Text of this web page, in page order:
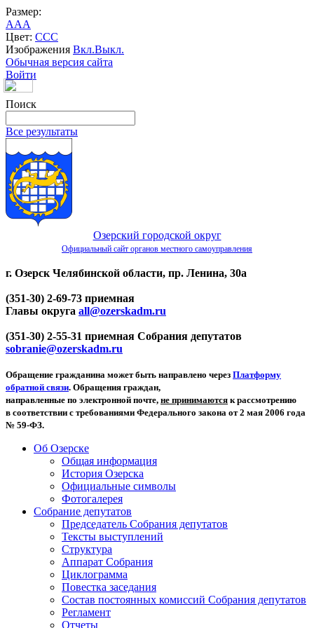
Размер:
AAA
Цвет: CCC
Изображения Вкл.Выкл.
Обычная версия сайта
Войти
Поиск
Все результаты
Озерский городской округ
Официальный сайт органов местного самоуправления
г. Озерск Челябинской области, пр. Ленина, 30а
(351-30) 2-69-73 приемная
Главы округа all@ozerskadm.ru
(351-30) 2-55-31 приемная Собрания депутатов
sobranie@ozerskadm.ru
Обращение гражданина может быть направлено через Платформу
обратной связи. Обращения граждан,
направленные по электронной почте, не принимаются к рассмотрению
в соответствии с требованиями Федерального закона от 2 мая 2006 года
№ 59-ФЗ.
Об Озерске
Общая информация
История Озерска
Официальные символы
Фотогалерея
Собрание депутатов
Председатель Собрания депутатов
Тексты выступлений
Структура
Аппарат Собрания
Циклограмма
Повестка заседания
Состав постоянных комиссий Собрания депутатов
Регламент
Отчеты